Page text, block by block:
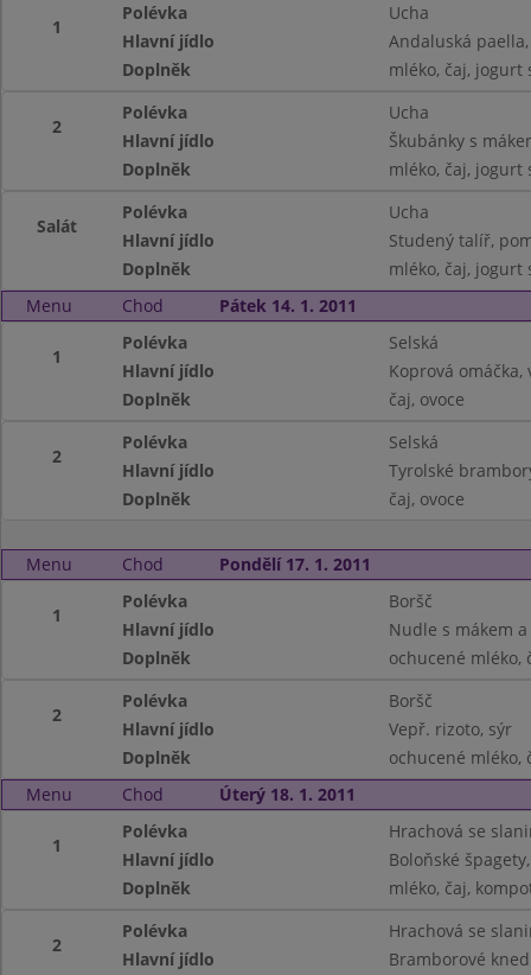
1
Polévka
Ucha
Hlavní jídlo
Andaluská
Doplněk
mléko, čaj, jogurt
2
Polévka
Ucha
Hlavní jídlo
Škubánky s
Doplněk
mléko, čaj, jogurt
Salát
Polévka
Ucha
Hlavní jídlo
Studený talíř,
Doplněk
mléko, čaj, jogurt
Menu
Chod Pátek 14. 1. 2011
1
Polévka
Selská
Hlavní jídlo
Koprová
Doplněk
čaj, ovoce
2
Polévka
Selská
Hlavní jídlo
Tyrolské
Doplněk
čaj, ovoce
Menu Chod Pondělí 17. 1. 2011
1
Polévka
Boršč
Hlavní jídlo
Nudle s mákem
Doplněk
ochucené mléko,
2
Polévka
Boršč
Hlavní jídlo
Vepř. rizoto, sýr
Doplněk
ochucené mléko,
Menu
Chod Úterý 18. 1. 2011
1
Polévka
Hrachová se
Hlavní jídlo
Boloňské
Doplněk
mléko, čaj,
2
Polévka
Hrachová se
Hlavní jídlo
Bramborové